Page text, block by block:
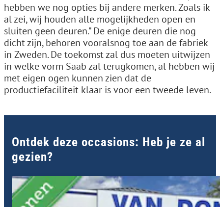
hebben we nog opties bij andere merken. Zoals ik
al zei, wij houden alle mogelijkheden open en
sluiten geen deuren." De enige deuren die nog
dicht zijn, behoren vooralsnog toe aan de fabriek
in Zweden. De toekomst zal dus moeten uitwijzen
in welke vorm Saab zal terugkomen, al hebben wij
met eigen ogen kunnen zien dat de
productiefaciliteit klaar is voor een tweede leven.
Ontdek deze occasions: Heb je ze al
gezien?